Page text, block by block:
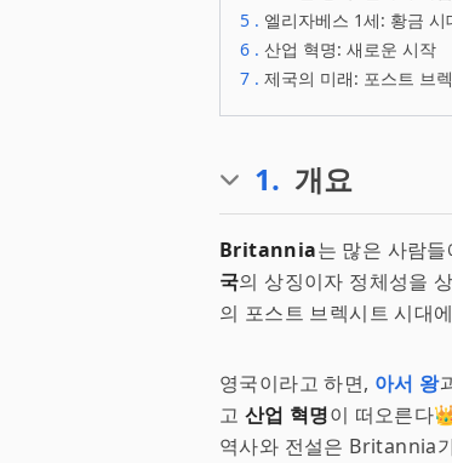
5 . 엘리자베스 1세: 황금 시
6 . 산업 혁명: 새로운 시작
7 . 제국의 미래: 포스트 브
1. 개요
Britannia는 많은 사람
국의 상징이자 정체성을
의 포스트 브렉시트 시대
영국이라고 하면, 아서 왕
고 산업 혁명이 떠오른다
역사와 전설은 Britannia